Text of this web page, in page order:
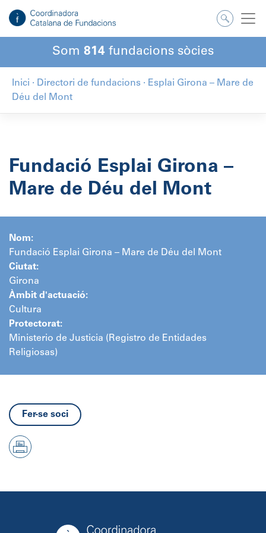
contingut
Som 814 fundacions sòcies
Inici · Directori de fundacions · Esplai Girona – Mare de
Déu del Mont
Fundació Esplai Girona –
Mare de Déu del Mont
Nom:
Fundació Esplai Girona – Mare de Déu del Mont
Ciutat:
Girona
Àmbit d'actuació:
Cultura
Protectorat:
Ministerio de Justicia (Registro de Entidades
Religiosas)
Fer-se soci